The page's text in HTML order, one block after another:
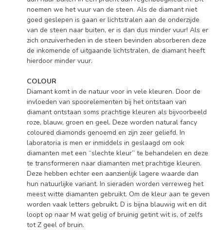
noemen we het vuur van de steen. Als de diamant niet
goed geslepen is gaan er lichtstralen aan de onderzijde
van de steen naar buiten, er is dan dus minder vuur! Als er
zich onzuiverheden in de steen bevinden absorberen deze
de inkomende of uitgaande lichtstralen, de diamant heeft
hierdoor minder vuur.
COLOUR
Diamant komt in de natuur voor in vele kleuren. Door de
invloeden van spoorelementen bij het ontstaan van
diamant ontstaan soms prachtige kleuren als bijvoorbeeld
roze, blauw, groen en geel. Deze worden natural fancy
coloured diamonds genoemd en zijn zeer geliefd. In
laboratoria is men er inmiddels in geslaagd om ook
diamanten met een “slechte kleur” te behandelen en deze
te transformeren naar diamanten met prachtige kleuren.
Deze hebben echter een aanzienlijk lagere waarde dan
hun natuurlijke variant. In sieraden worden verreweg het
meest witte diamanten gebruikt. Om de kleur aan te geven
worden vaak letters gebruikt. D is bijna blauwig wit en dit
loopt op naar M wat gelig of bruinig getint wit is, of zelfs
tot Z geel of bruin.